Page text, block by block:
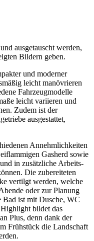
ausgetauscht werden,
Bildern geben.
und moderner
leicht manövrieren
Fahrzeugmodelle
leicht variieren und
Zudem ist der
ausgestattet,
Annehmlichkeiten
Gasherd sowie
in zusätzliche Arbeits-
Die zubereiteten
vertilgt werden, welche
oder zur Planung
Bad ist mit Dusche, WC
bildet das
Plus, denn dank der
Frühstück die Landschaft